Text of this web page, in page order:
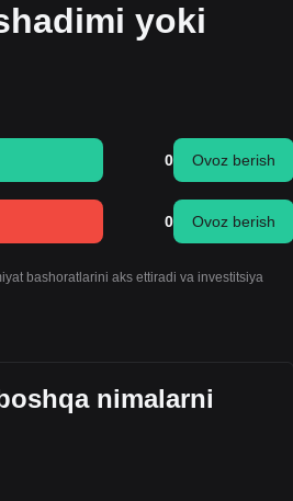
yoki
0 Ovoz berish
0 Ovoz berish
bashoratlarini aks ettiradi va investitsiya
nimalarni